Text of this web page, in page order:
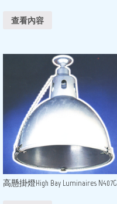
查看內容
高懸掛燈High Bay Luminaires N407G